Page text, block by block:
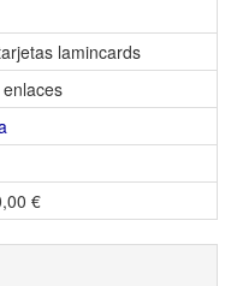
lamincards
€